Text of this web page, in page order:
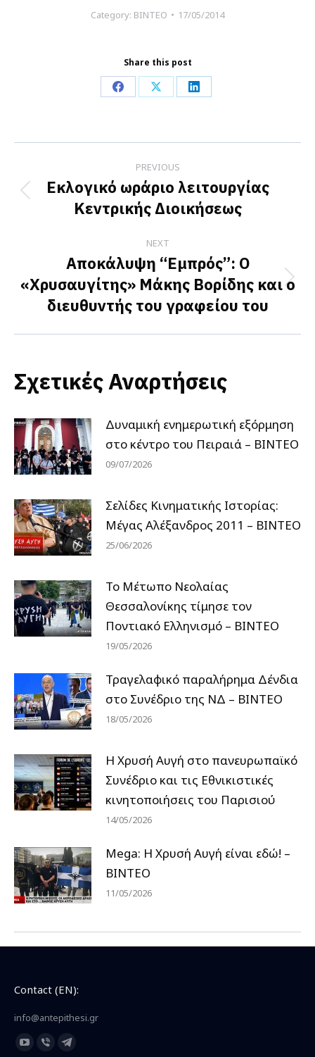
Category: ΒΙΝΤΕΟ 17/05/2014
Share this post
Share
Facebook
Share
X
Share
LinkedIn
navigation
PREVIOUS
Previous
post:
Εκλογικό ωράριο λειτουργίας
Κεντρικής Διοικήσεως
NEXT
Next
post:
Αποκάλυψη “Εμπρός”: Ο
«Χρυσαυγίτης» Μάκης Βορίδης και ο
διευθυντής του γραφείου του
Σχετικές Αναρτήσεις
Δυναμική ενημερωτική εξόρμηση
στο κέντρο του Πειραιά – ΒΙΝΤΕΟ
09/07/2026
Σελίδες Κινηματικής Ιστορίας:
Μέγας Αλέξανδρος 2011 – ΒΙΝΤΕΟ
25/06/2026
Το Μέτωπο Νεολαίας
Θεσσαλονίκης τίμησε τον
Ποντιακό Ελληνισμό – ΒΙΝΤΕΟ
19/05/2026
Τραγελαφικό παραλήρημα Δένδια
στο Συνέδριο της ΝΔ – ΒΙΝΤΕΟ
18/05/2026
Η Χρυσή Αυγή στο πανευρωπαϊκό
Συνέδριο και τις Εθνικιστικές
κινητοποιήσεις του Παρισιού
14/05/2026
Mega: Η Χρυσή Αυγή είναι εδώ! –
ΒΙΝΤΕΟ
11/05/2026
Contact (EN):
info@antepithesi.gr
Find us on:
YouTubeViberTelegram